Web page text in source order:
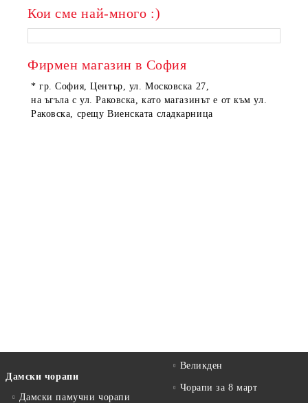
Кои сме най-много :)
Фирмен магазин в София
* гр. София, Център, ул. Московска 27,
на ъгъла с ул. Раковска, като магазинът е от към ул.
Раковска, срещу Виенската сладкарница
Дамски чорапи
Дамски памучни чорапи
Великден
Чорапи за 8 март